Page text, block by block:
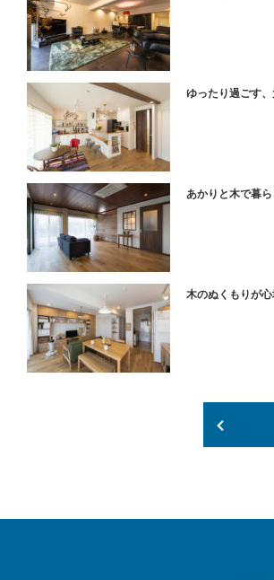
ゆったり過ごす
あかりと木で暮
木のぬくもりが